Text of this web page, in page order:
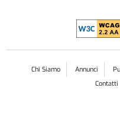
Chi Siamo Annunci
Contatti